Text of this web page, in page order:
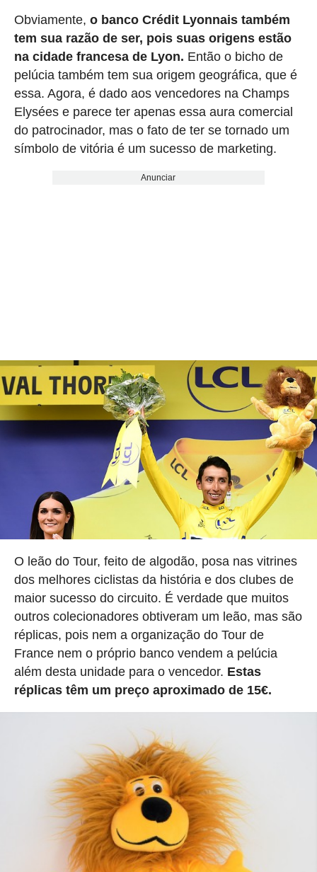
Obviamente, o banco Crédit Lyonnais também
tem sua razão de ser, pois suas origens estão
na cidade francesa de Lyon. Então o bicho de
pelúcia também tem sua origem geográfica, que é
essa. Agora, é dado aos vencedores na Champs
Elysées e parece ter apenas essa aura comercial
do patrocinador, mas o fato de ter se tornado um
símbolo de vitória é um sucesso de marketing.
Anunciar
O leão do Tour, feito de algodão, posa nas vitrines
dos melhores ciclistas da história e dos clubes de
maior sucesso do circuito. É verdade que muitos
outros colecionadores obtiveram um leão, mas são
réplicas, pois nem a organização do Tour de
France nem o próprio banco vendem a pelúcia
além desta unidade para o vencedor. Estas
réplicas têm um preço aproximado de 15€.